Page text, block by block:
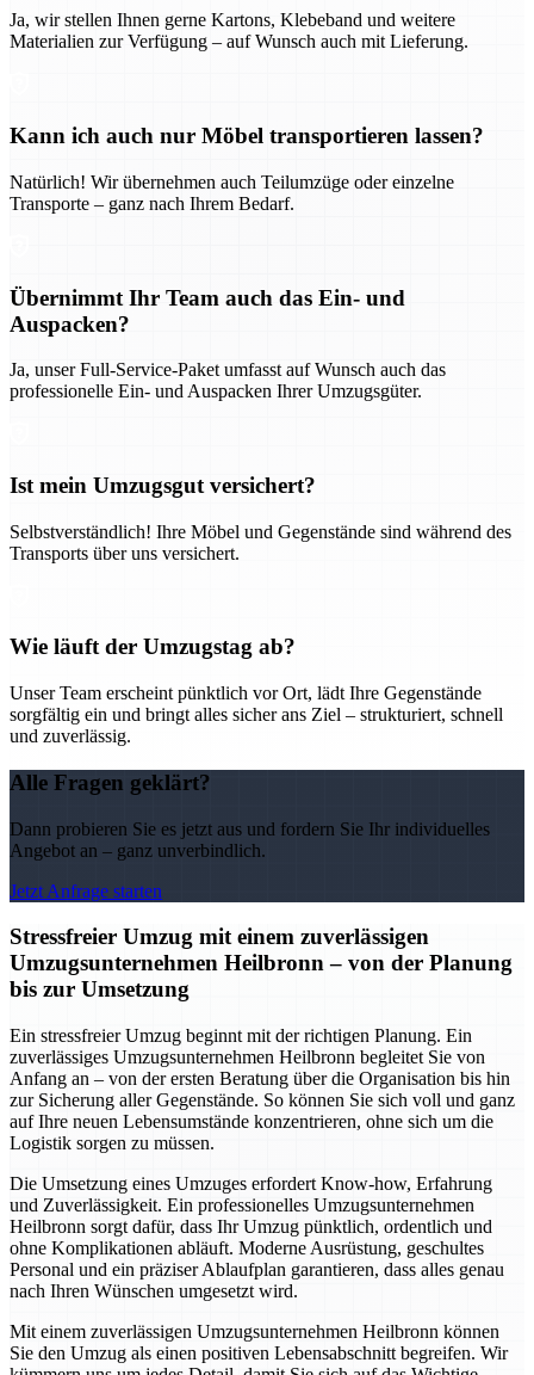
Ja, wir stellen Ihnen gerne Kartons, Klebeband und weitere
Materialien zur Verfügung – auf Wunsch auch mit Lieferung.
Kann ich auch nur Möbel transportieren lassen?
Natürlich! Wir übernehmen auch Teilumzüge oder einzelne
Transporte – ganz nach Ihrem Bedarf.
Übernimmt Ihr Team auch das Ein- und
Auspacken?
Ja, unser Full-Service-Paket umfasst auf Wunsch auch das
professionelle Ein- und Auspacken Ihrer Umzugsgüter.
Ist mein Umzugsgut versichert?
Selbstverständlich! Ihre Möbel und Gegenstände sind während des
Transports über uns versichert.
Wie läuft der Umzugstag ab?
Unser Team erscheint pünktlich vor Ort, lädt Ihre Gegenstände
sorgfältig ein und bringt alles sicher ans Ziel – strukturiert, schnell
und zuverlässig.
Alle Fragen geklärt?
Dann probieren Sie es jetzt aus und fordern Sie Ihr individuelles
Angebot an – ganz unverbindlich.
Jetzt Anfrage starten
Stressfreier Umzug mit einem zuverlässigen
Umzugsunternehmen Heilbronn – von der Planung
bis zur Umsetzung
Ein stressfreier Umzug beginnt mit der richtigen Planung. Ein
zuverlässiges Umzugsunternehmen Heilbronn begleitet Sie von
Anfang an – von der ersten Beratung über die Organisation bis hin
zur Sicherung aller Gegenstände. So können Sie sich voll und ganz
auf Ihre neuen Lebensumstände konzentrieren, ohne sich um die
Logistik sorgen zu müssen.
Die Umsetzung eines Umzuges erfordert Know-how, Erfahrung
und Zuverlässigkeit. Ein professionelles Umzugsunternehmen
Heilbronn sorgt dafür, dass Ihr Umzug pünktlich, ordentlich und
ohne Komplikationen abläuft. Moderne Ausrüstung, geschultes
Personal und ein präziser Ablaufplan garantieren, dass alles genau
nach Ihren Wünschen umgesetzt wird.
Mit einem zuverlässigen Umzugsunternehmen Heilbronn können
Sie den Umzug als einen positiven Lebensabschnitt begreifen. Wir